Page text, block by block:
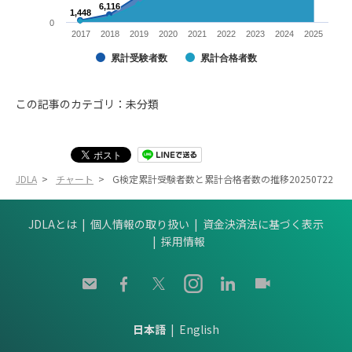
1,448
1,448
6,116
6,116
累計受験者数 累計合格者数
2017 2018 2019 2020 2021 2022 2023 2024 2025
0
この記事のカテゴリ：未分類
JDLA > チャート > G検定累計受験者数と累計合格者数の推移20250722
JDLAとは 個人情報の取り扱い
資金決済法に基づく表示
採用情報
日本語 English